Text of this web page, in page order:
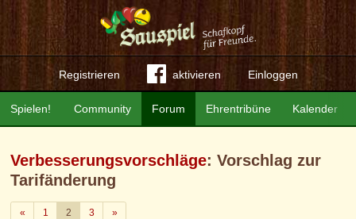
Registrieren aktivieren Einloggen
Community Forum Ehrentribüne Kalender
Spielen!
Verbesserungsvorschläge: Vorschlag zur
Tarifänderung
«Zurück
1 2 3 »Weiter